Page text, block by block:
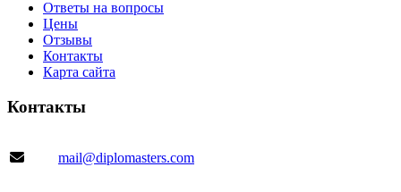
Ответы на вопросы
Цены
Отзывы
Контакты
Карта сайта
Контакты
mail@diplomasters.com